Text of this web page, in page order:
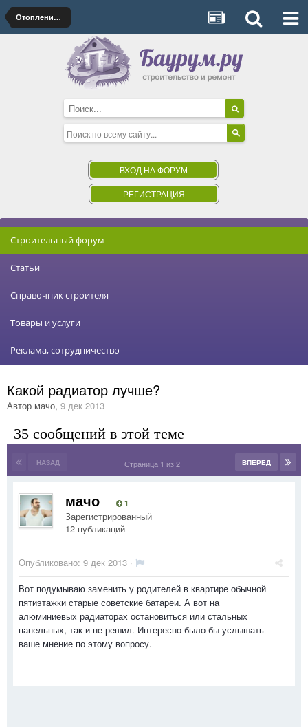
Отопление, печи, камины
ВХОД НА ФОРУМ
РЕГИСТРАЦИЯ
Строительный форум
Статьи
Справочник строителя
Товары и услуги
Реклама, сотрудничество
Какой радиатор лучше?
Автор мачо, 9 дек 2013
35 сообщений в этой теме
НАЗАД ВПЕРЁД
Страница 1 из 2
мачо 1
Зарегистрированный
12 публикаций
Опубликовано: 9 дек 2013 ·
Вот подумываю заменить у родителей в квартире обычной
пятиэтажки старые советские батареи. А вот на
алюминиевых радиаторах остановиться или стальных
панельных, так и не решил. Интересно было бы услышать
ваше мнение по этому вопросу.